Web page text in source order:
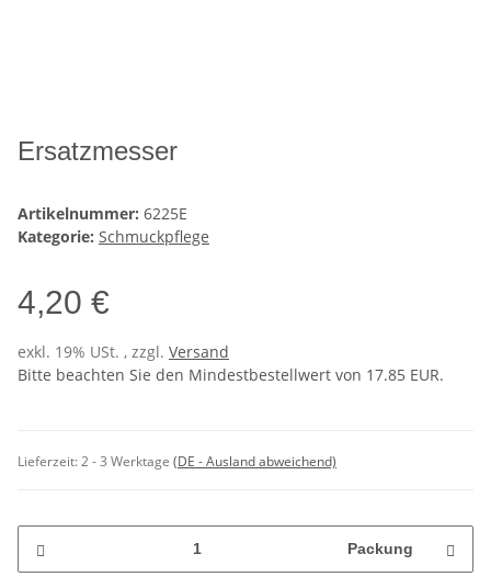
Ersatzmesser
Artikelnummer: 6225E
Kategorie: Schmuckpflege
4,20 €
exkl. 19% USt. , zzgl. Versand
Bitte beachten Sie den Mindestbestellwert von 17.85 EUR.
Lieferzeit:2 - 3 Werktage (DE - Ausland abweichend)
Packung